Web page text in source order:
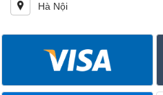
Hà Nội